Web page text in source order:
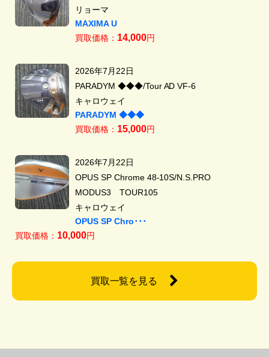
リョーマ
MAXIMA U
買取価格： 14,000円
2026年7月22日
PARADYM ◆◆◆/Tour AD VF-6
キャロウェイ
PARADYM ◆◆◆
買取価格： 15,000円
2026年7月22日
OPUS SP Chrome 48-10S/N.S.PRO
MODUS3 TOUR105
キャロウェイ
OPUS SP Chro･･･
買取価格： 10,000円
買取一覧を見る